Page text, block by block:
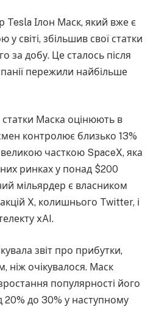
Tesla Ілон Маск, який вже є
світі, збільшив свої статки
за добу. Це сталось після
пережили найбільше
статки Маска оцінюють в
контролює близько 13%
великою часткою SpaceX, яка
ринках у понад $200
мільярдер є власником
X, колишнього Twitter, і
xAI.
звіт про прибутки,
ніж очікувалося. Маск
популярності його
20% до 30% у наступному